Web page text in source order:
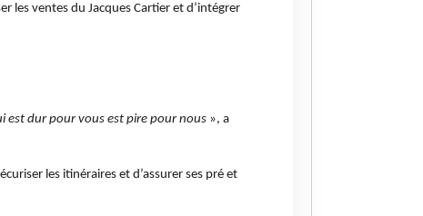
les ventes du Jacques Cartier et d’intégrer
est dur pour vous est pire pour nous », a
les itinéraires et d’assurer ses pré et